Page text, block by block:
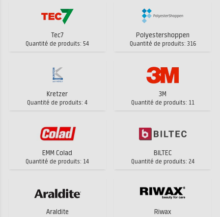
Tec7
Quantité de produits: 54
Polyestershoppen
Quantité de produits: 316
Kretzer
Quantité de produits: 4
3M
Quantité de produits: 11
EMM Colad
Quantité de produits: 14
BILTEC
Quantité de produits: 24
Araldite Riwax